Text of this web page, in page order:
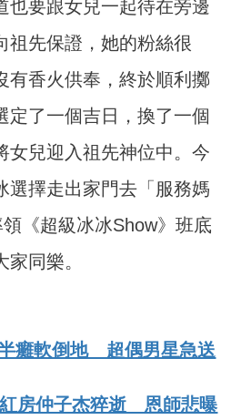
也要跟女兒一起待在旁邊
祖先保證，她的粉絲很
有香火供奉，終於順利擲
定了一個吉日，換了一個
女兒迎入祖先神位中。今
選擇走出家門去「服務媽
《超級冰冰Show》班底
同樂。
癱軟倒地 超偶男星急送
房仲子杰猝逝 恩師悲曝